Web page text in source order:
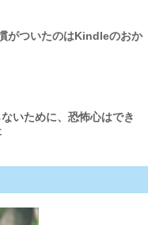
がついたのはKindleのおか
いために、恐怖心はでき